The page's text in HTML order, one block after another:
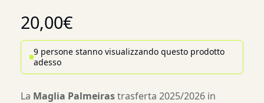
20,00€
9 persone stanno visualizzando questo prodotto
adesso
La Maglia Palmeirastrasferta 2025/2026 in